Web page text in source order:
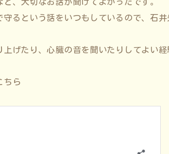
ど、大切なお話が聞けてよかったです。
守るという話をいつもしているので、石
げたり、心臓の音を聞いたりしてよい経
ちら